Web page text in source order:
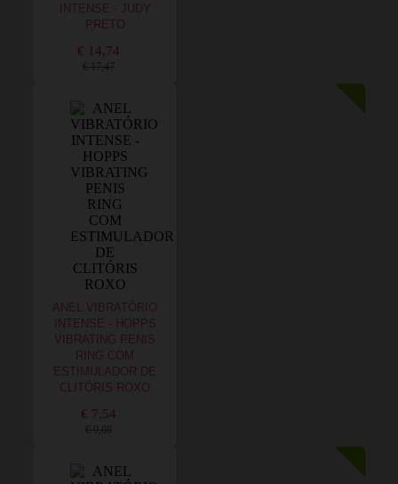
INTENSE - JUDY
PRETO
€ 14,74
€ 17,47
ANEL VIBRATÓRIO
INTENSE - HOPPS
VIBRATING PENIS
RING COM
ESTIMULADOR DE
CLITÓRIS ROXO
€ 7,54
€ 9,08